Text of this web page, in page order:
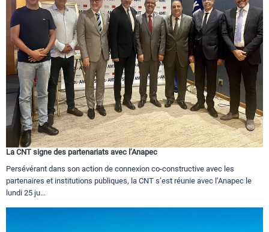
La CNT signe des partenariats avec l’Anapec
Persévérant dans son action de connexion co-constructive avec les
partenaires et institutions publiques, la CNT s’est réunie avec l’Anapec le
lundi 25 ju...